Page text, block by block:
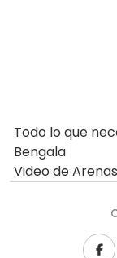
Todo lo que
Bengala
Video de